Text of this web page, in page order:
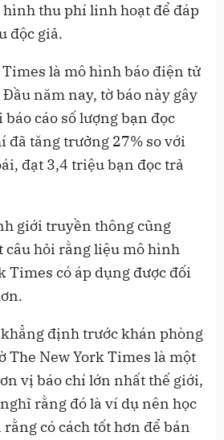
thu phí linh hoạt để đáp
độc giả.
Times là mô hình báo điện tử
năm nay, tờ báo này gây
cáo số lượng bạn đọc
đã tăng trưởng 27% so với
đạt 3,4 triệu bạn đọc trả
giới truyền thông cũng
câu hỏi rằng liệu mô hình
Times có áp dụng được đối
định trước khán phòng
The New York Times là một
vị báo chí lớn nhất thế giới,
rằng đó là ví dụ nên học
có cách tốt hơn để bán